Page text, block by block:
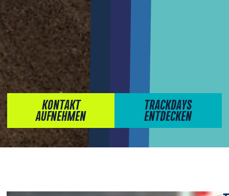
KONTAKT
AUFNEHMEN
TRACKDAYS
ENTDECKEN